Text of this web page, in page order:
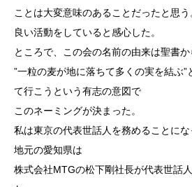
ことは大変意味のあることだったと思う
良い活動をしていると感心した。
ところで、この会の名前の由来は聖書か
”一粒の麦が地に落ちて多くの実を結ぶ”
て行こうという有志の意図で
このネーミングが決まった。
私は東京の代表世話人を務めることに
地元の愛知県は
株式会社MTGの松下剛社長が代表世話